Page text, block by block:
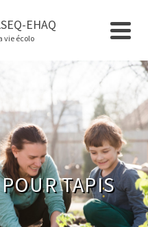
EHAQ
vie écolo
TAPIS